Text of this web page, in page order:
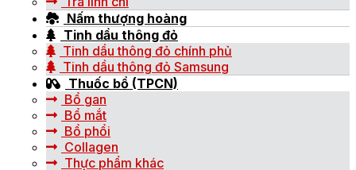
Nấm thượng hoàng
Tinh dầu thông đỏ
Tinh dầu thông đỏ chính phủ
Tinh dầu thông đỏ Samsung
Thuốc bổ (TPCN)
Bổ gan
Bổ mắt
Bổ phổi
Collagen
Thực phẩm khác